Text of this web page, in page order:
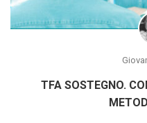
TFA SOSTEGNO.